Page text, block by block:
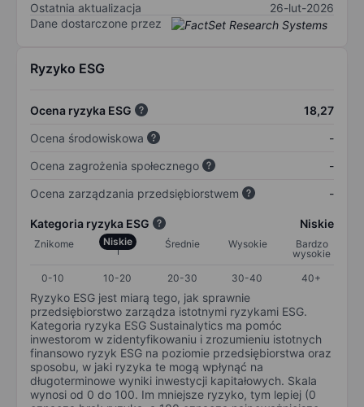
Ostatnia aktualizacja
26-lut-2026
Dane dostarczone przez
Ryzyko ESG
Ocena ryzyka ESG
18,27
Ocena środowiskowa
-
Ocena zagrożenia społecznego
-
Ocena zarządzania przedsiębiorstwem
-
Kategoria ryzyka ESG Niskie
Znikome Niskie Średnie Wysokie
Bardzo
wysokie
0-10
10-20 20-30 30-40 40+
Ryzyko ESG jest miarą tego, jak sprawnie
przedsiębiorstwo zarządza istotnymi ryzykami ESG.
Kategoria ryzyka ESG Sustainalytics ma pomóc
inwestorom w zidentyfikowaniu i zrozumieniu istotnych
finansowo ryzyk ESG na poziomie przedsiębiorstwa oraz
sposobu, w jaki ryzyka te mogą wpłynąć na
długoterminowe wyniki inwestycji kapitałowych. Skala
wynosi od 0 do 100. Im mniejsze ryzyko, tym lepiej (0